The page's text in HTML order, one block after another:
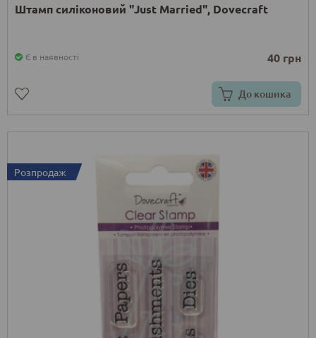
Штамп силіконовий "Just Married", Dovecraft
Є в наявності 40 грн
До кошика
Розпродаж